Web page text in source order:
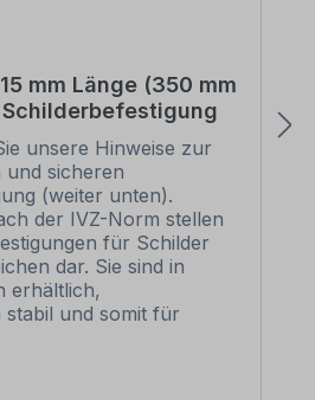
mm Länge (350 mm
unsere Hinweise zur
sicheren
(weiter unten).
der IVZ-Norm stellen
für Schilder
dar. Sie sind in
erhältlich,
und somit für
von Schildern mit